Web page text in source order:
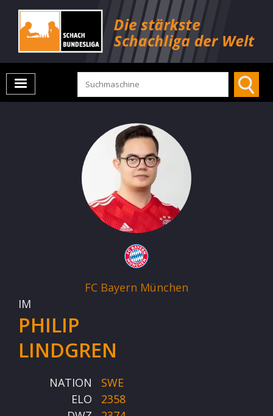
FC Bayern München
IM
PHILIP
LINDGREN
NATION
SWE
ELO
2358